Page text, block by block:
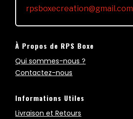
rpsboxecreation@gmail.com
À Propos de RPS Boxe
Qui sommes-nous ?
Contactez-nous
Informations Utiles
Livraison et Retours